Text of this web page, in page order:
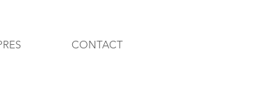
CONTACT